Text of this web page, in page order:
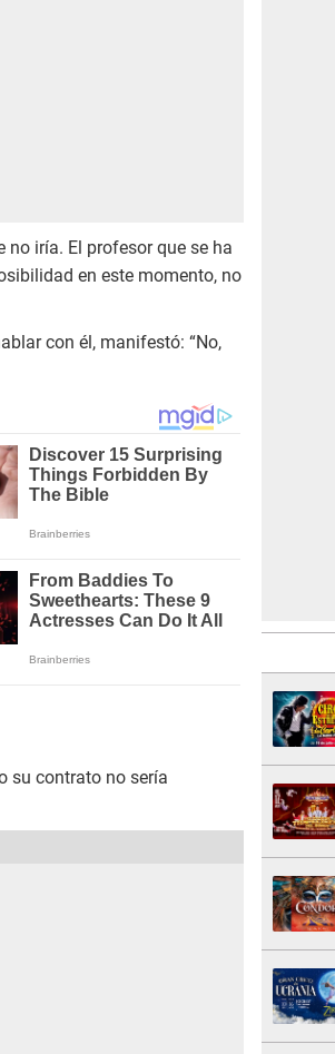
no iría. El profesor que se ha
en este momento, no
con él, manifestó: “No,
su contrato no sería